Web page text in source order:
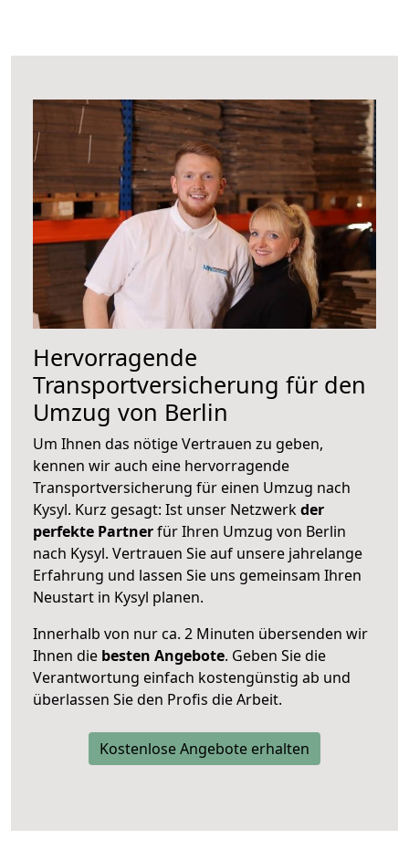
Hervorragende
Transportversicherung für den
Umzug von Berlin
Um Ihnen das nötige Vertrauen zu geben,
kennen wir auch eine hervorragende
Transportversicherung für einen Umzug nach
Kysyl. Kurz gesagt: Ist unser Netzwerkder
perfekte Partnerfür Ihren Umzug von Berlin
nach Kysyl. Vertrauen Sie auf unsere jahrelange
Erfahrung und lassen Sie uns gemeinsam Ihren
Neustart in Kysyl planen.
Innerhalb von nur ca. 2 Minuten übersenden wir
Ihnen die besten Angebote. Geben Sie die
Verantwortung einfach kostengünstig ab und
überlassen Sie den Profis die Arbeit.
Kostenlose Angebote erhalten